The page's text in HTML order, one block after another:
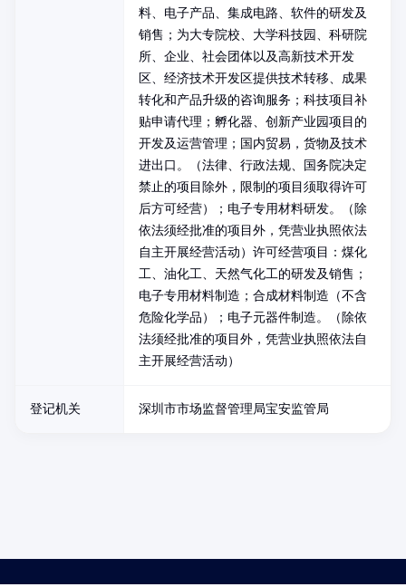
料、电子产品、集成电路、软件的研发及
销售；为大专院校、大学科技园、科研院
所、企业、社会团体以及高新技术开发
区、经济技术开发区提供技术转移、成果
转化和产品升级的咨询服务；科技项目补
贴申请代理；孵化器、创新产业园项目的
开发及运营管理；国内贸易，货物及技术
进出口。（法律、行政法规、国务院决定
禁止的项目除外，限制的项目须取得许可
后方可经营）；电子专用材料研发。（除
依法须经批准的项目外，凭营业执照依法
自主开展经营活动）许可经营项目：煤化
工、油化工、天然气化工的研发及销售；
电子专用材料制造；合成材料制造（不含
危险化学品）；电子元器件制造。（除依
法须经批准的项目外，凭营业执照依法自
主开展经营活动）
登记机关 深圳市市场监督管理局宝安监管局